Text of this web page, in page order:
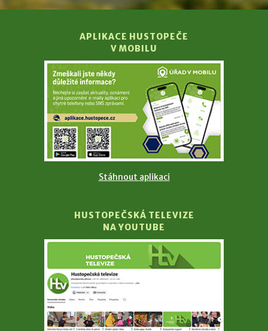
APLIKACE HUSTOPEČE
V MOBILU
Stáhnout aplikaci
HUSTOPEČSKÁ TELEVIZE
NA YOUTUBE